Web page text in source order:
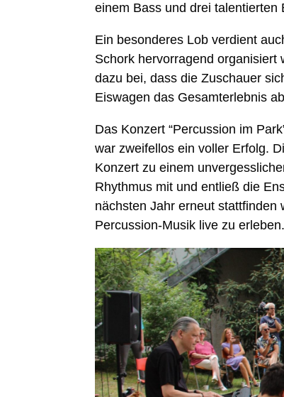
einem Bass und drei
Ein besonderes Lob verdient
Schork hervorragend organisiert
dazu bei, dass die Zuschauer
Eiswagen das Gesamterlebnis
Das Konzert “Percussion im
war zweifellos ein voller Erfolg.
Konzert zu einem
Rhythmus mit und entließ die
nächsten Jahr erneut
Percussion-Musik live zu erleben.